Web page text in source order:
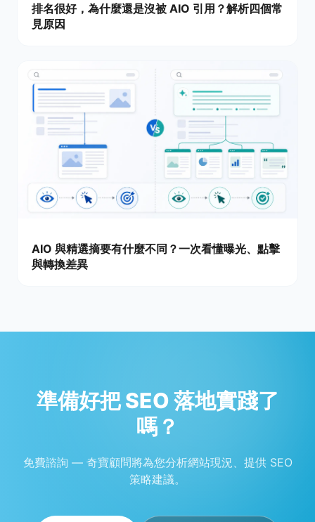
排名很好，為什麼還是沒被 AIO 引用？解析四個常
見原因
AIO 與精選摘要有什麼不同？一次看懂曝光、點擊
與轉換差異
準備好把 SEO 落地實踐了
嗎？
免費諮詢 — 奇寶顧問將為您分析網站現況、提供 SEO
策略建議。